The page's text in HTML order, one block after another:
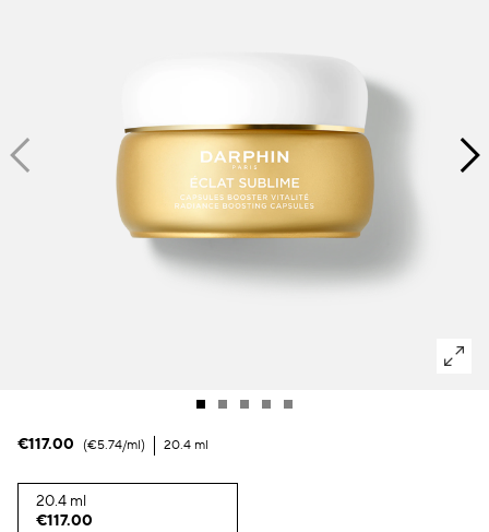
Verlust von Volumen
€117.00 €5.74/ml 20.4 ml
20.4 ml
€117.00